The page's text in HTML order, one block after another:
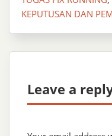
KEPUTUSAN DAN
Leave a